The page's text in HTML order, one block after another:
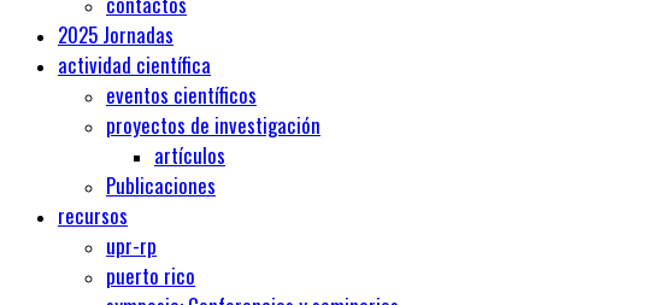
2025 Jornadas
actividad científica
eventos científicos
proyectos de investigación
artículos
Publicaciones
recursos
upr-rp
puerto rico